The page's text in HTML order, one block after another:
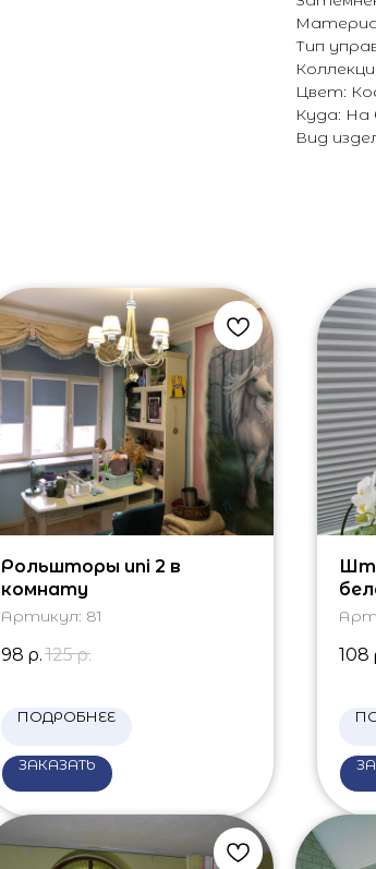
Тип
Цвет:
Куда: На
Вид
Рольшторы uni 2 в
комнату
Артикул: 81
98 р. 125 р.
ПОДРОБНЕЕ
ЗАКАЗАТЬ
108